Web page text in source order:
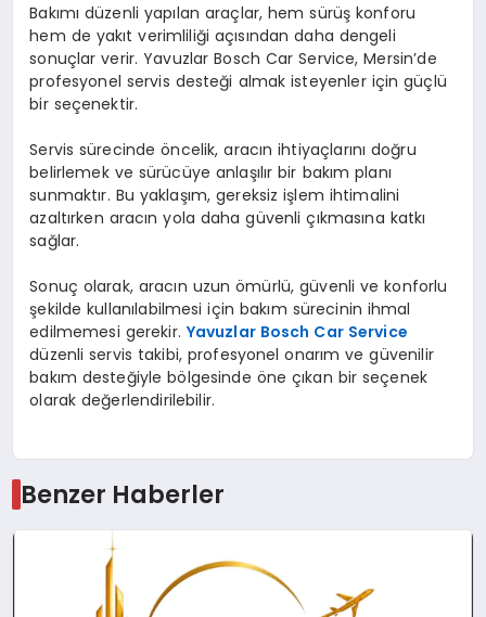
Bakımı düzenli yapılan araçlar, hem sürüş konforu
hem de yakıt verimliliği açısından daha dengeli
sonuçlar verir. Yavuzlar Bosch Car Service, Mersin’de
profesyonel servis desteği almak isteyenler için güçlü
bir seçenektir.
Servis sürecinde öncelik, aracın ihtiyaçlarını doğru
belirlemek ve sürücüye anlaşılır bir bakım planı
sunmaktır. Bu yaklaşım, gereksiz işlem ihtimalini
azaltırken aracın yola daha güvenli çıkmasına katkı
sağlar.
Sonuç olarak, aracın uzun ömürlü, güvenli ve konforlu
şekilde kullanılabilmesi için bakım sürecinin ihmal
edilmemesi gerekir.Yavuzlar Bosch Car Service
düzenli servis takibi, profesyonel onarım ve güvenilir
bakım desteğiyle bölgesinde öne çıkan bir seçenek
olarak değerlendirilebilir.
Benzer Haberler